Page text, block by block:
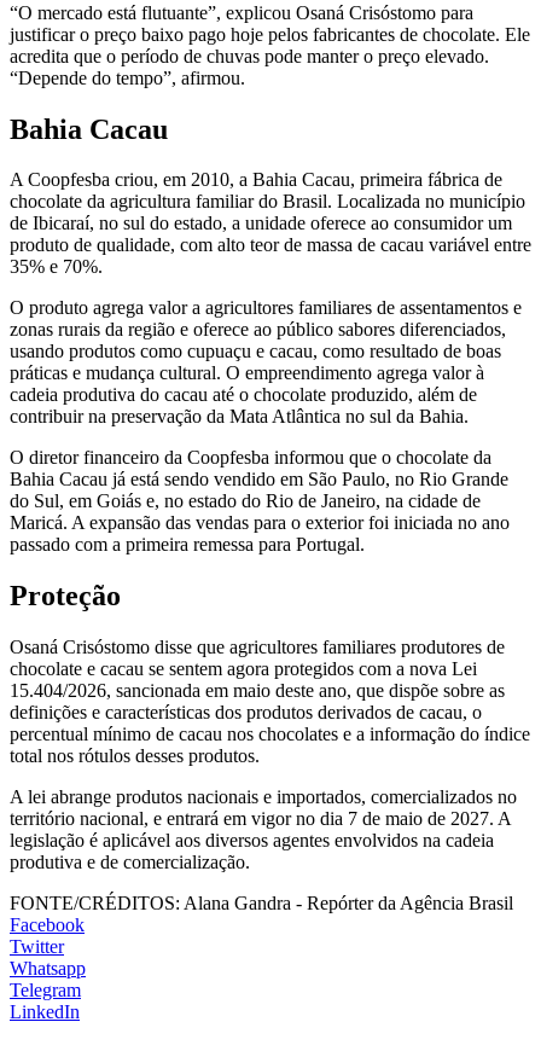
“O mercado está flutuante”, explicou Osaná Crisóstomo para
justificar o preço baixo pago hoje pelos fabricantes de chocolate. Ele
acredita que o período de chuvas pode manter o preço elevado.
“Depende do tempo”, afirmou.
Bahia Cacau
A Coopfesba criou, em 2010, a Bahia Cacau, primeira fábrica de
chocolate da agricultura familiar do Brasil. Localizada no município
de Ibicaraí, no sul do estado, a unidade oferece ao consumidor um
produto de qualidade, com alto teor de massa de cacau variável entre
35% e 70%.
O produto agrega valor a agricultores familiares de assentamentos e
zonas rurais da região e oferece ao público sabores diferenciados,
usando produtos como cupuaçu e cacau, como resultado de boas
práticas e mudança cultural. O empreendimento agrega valor à
cadeia produtiva do cacau até o chocolate produzido, além de
contribuir na preservação da Mata Atlântica no sul da Bahia.
O diretor financeiro da Coopfesba informou que o chocolate da
Bahia Cacau já está sendo vendido em São Paulo, no Rio Grande
do Sul, em Goiás e, no estado do Rio de Janeiro, na cidade de
Maricá. A expansão das vendas para o exterior foi iniciada no ano
passado com a primeira remessa para Portugal.
Proteção
Osaná Crisóstomo disse que agricultores familiares produtores de
chocolate e cacau se sentem agora protegidos com a nova Lei
15.404/2026, sancionada em maio deste ano, que dispõe sobre as
definições e características dos produtos derivados de cacau, o
percentual mínimo de cacau nos chocolates e a informação do índice
total nos rótulos desses produtos.
A lei abrange produtos nacionais e importados, comercializados no
território nacional, e entrará em vigor no dia 7 de maio de 2027. A
legislação é aplicável aos diversos agentes envolvidos na cadeia
produtiva e de comercialização.
FONTE/CRÉDITOS: Alana Gandra - Repórter da Agência Brasil
Facebook
Twitter
Whatsapp
Telegram
LinkedIn